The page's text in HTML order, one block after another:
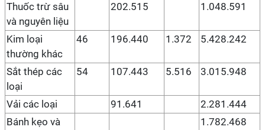
Thuốc trừ sâu
và nguyên liệu
202.515 1.048.591
Kim loại
thường khác
46 196.440 1.372 5.428.242
Sắt thép các
loại
54 107.443 5.516 3.015.948
Vải các loại 91.641
2.281.444
Bánh kẹo và
1.782.468